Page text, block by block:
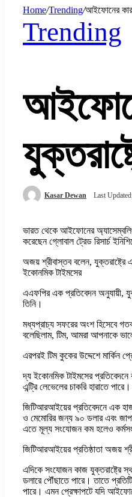
Home/Trending/আইফোনের
Trending
Kasar Dewan Last
ভারত থেকে আইফোনের
করেছেন গ্লোবাল ট্রেড রিসার্চ
অজয় শ্রীবাস্তব বলেন, যুক্তরাষ্ট্রে
ইকোনমিক টাইমসের
এএফপির এক প্রতিবেদন অনুযায়ী,
তিনি।
মধ্যপ্রাচ্য সফরের অংশ হিসেবে
বলেছিলাম, টিম, আমরা আপনাকে
এরপরই টিম কুকের উদ্দেশে মার্কিন
দ্য ইকোনমিক টাইমসের
এন্ট্রি লেভেলের চাকরি হারাতে
জিটিআরআইয়ের প্রতিবেদনে এক
ও মেমোরির জন্য ৯০ ডলার এবং
এতে মূল্য সংযোজন কম হলেও
জিটিআরআইয়ের প্রতিষ্ঠাতা অজয়
এদিকে সংযোজন কাজ যুক্তরাষ্ট্রে
ডলারে পৌঁছাতে পারে। তাতে
পারে। এমন প্রেক্ষাপটে যদি